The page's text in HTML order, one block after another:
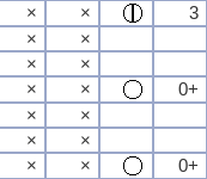
× × 3
×
×
×
×
× × 0+
×
×
×
×
× × 0+